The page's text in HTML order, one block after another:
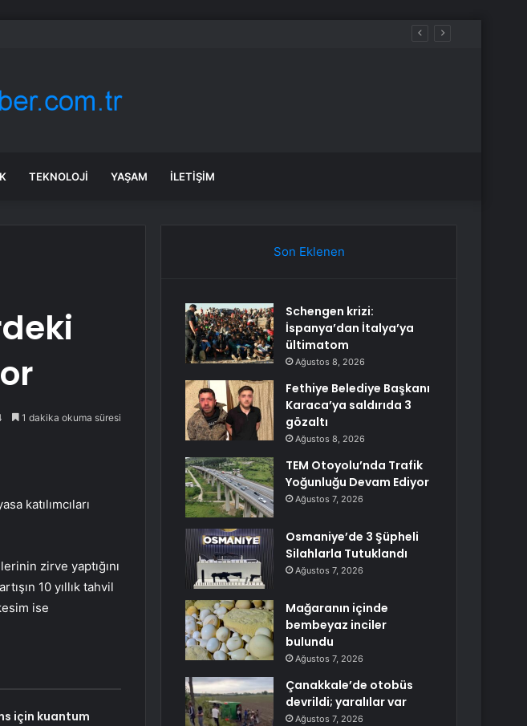
gözaltı
TEKNOLOJI YAŞAM İLETIŞIM
1 dakika okuma süresi
katılımcıları
zirve yaptığını
10 yıllık tahvil
ise
için kuantum
Son Eklenen
Schengen krizi:
İspanya’dan İtalya’ya
ültimatom
Ağustos 8, 2026
Fethiye Belediye Başkanı
Karaca’ya saldırıda 3
gözaltı
Ağustos 8, 2026
TEM Otoyolu’nda Trafik
Yoğunluğu Devam Ediyor
Ağustos 7, 2026
Osmaniye’de 3 Şüpheli
Silahlarla Tutuklandı
Ağustos 7, 2026
Mağaranın içinde
bembeyaz inciler
bulundu
Ağustos 7, 2026
Çanakkale’de otobüs
devrildi; yaralılar var
Ağustos 7, 2026